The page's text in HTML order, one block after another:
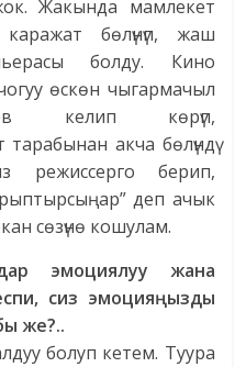
Жакында мамлекет
бөлүнүп, жаш
болду. Кино
өскөн чыгармачыл
келип көрүп,
акча бөлүндү
режиссерго берип,
деп ачык
сөзүнө кошулам.
эмоциялуу жана
сиз эмоцияңызды
же?..
болуп кетем. Туура